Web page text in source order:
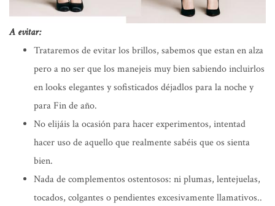
A evitar:
Trataremos de evitar los brillos, sabemos que estan en alza
pero a no ser que los manejeis muy bien sabiendo incluirlos
en looks elegantes y sofisticados déjadlos para la noche y
para Fin de año.
No elijáis la ocasión para hacer experimentos, intentad
hacer uso de aquello que realmente sabéis que os sienta
bien.
Nada de complementos ostentosos: ni plumas, lentejuelas,
tocados, colgantes o pendientes excesivamente llamativos..